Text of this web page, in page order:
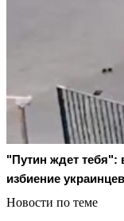
"Путин ждет тебя":
избиение украинцев
Новости по теме